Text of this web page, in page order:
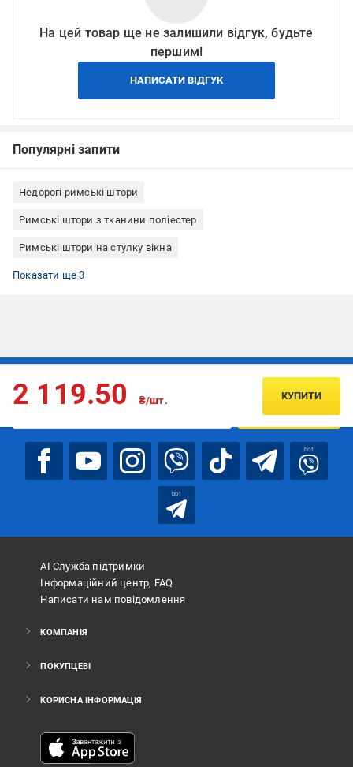
На цей товар ще не залишили відгук, будьте
першим!
НАПИСАТИ ВІДГУК
Популярні запити
Недорогі римські штори
Римські штори з тканини поліестер
Римські штори на стулку вікна
Римські штори кріплення до стелі
Римські штори кріплення до стіни
Римські штори Rollotex
Показати ще 3
2 119.50 ₴/шт. КУПИТИ
Підписуйтесь, щоб дізнаватись першим про акції та пропозиції
ПІДПИСАТИСЯ
bot
bot
АІ Служба підтримки
Інформаційний центр, FAQ
Написати нам повідомлення
КОМПАНІЯ
ПОКУПЦЕВІ
КОРИСНА ІНФОРМАЦІЯ